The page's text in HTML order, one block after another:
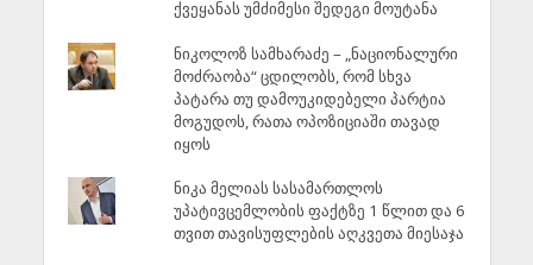
ქვეყანას უმძიმესი შედეგი მოუტანა
ნიკოლოზ სამხარაძე – „ნაციონალური
მოძრაობა“ ცდილობს, რომ სხვა
პატარა თუ დამოუკიდებელი პარტია
მოგუდოს, რათა ოპოზიციაში თავად
იყოს
ნიკა მელიას სასამართლოს
უპატივცემლობის ფაქტზე 1 წლით და 6
თვით თავისუფლების აღკვეთა მიესაჯა